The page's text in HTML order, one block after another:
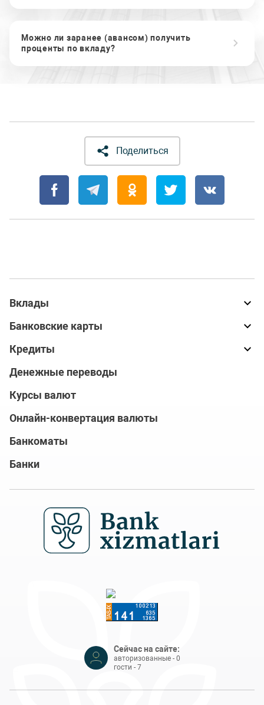
Можно ли заранее (авансом) получить
проценты по вкладу?
Поделиться
Вклады
Банковские карты
Кредиты
Денежные переводы
Курсы валют
Онлайн-конвертация валюты
Банкоматы
Банки
Сейчас на сайте:
авторизованные - 0
гости - 7